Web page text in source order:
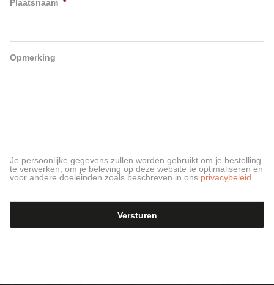
Plaatsnaam *
Opmerking
Je persoonlijke gegevens zullen worden gebruikt om je bestelling
te verwerken, om je beleving op deze website te optimaliseren en
voor andere doeleinden zoals beschreven in ons privacybeleid.